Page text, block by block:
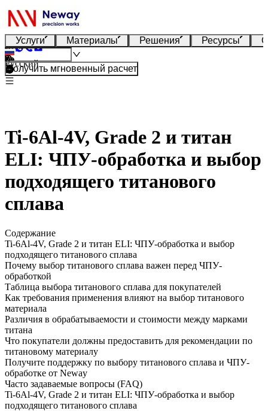
Услуги Материалы Решения Ресурсы
Русский
Получить мгновенный расчет
Ti-6Al-4V, Grade 2 и титан
ELI: ЧПУ-обработка и выбор
подходящего титанового
сплава
Содержание
Ti-6Al-4V, Grade 2 и титан ELI: ЧПУ-обработка и выбор
подходящего титанового сплава
Почему выбор титанового сплава важен перед ЧПУ-
обработкой
Таблица выбора титанового сплава для покупателей
Как требования применения влияют на выбор титанового
материала
Различия в обрабатываемости и стоимости между марками
титана
Что покупатели должны предоставить для рекомендации по
титановому материалу
Получите поддержку по выбору титанового сплава и ЧПУ-
обработке от Neway
Часто задаваемые вопросы (FAQ)
Ti-6Al-4V, Grade 2 и титан ELI: ЧПУ-обработка и выбор
подходящего титанового сплава